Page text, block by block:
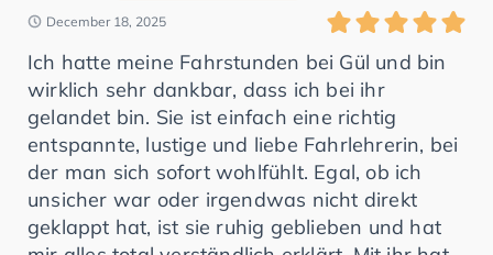
December 18, 2025
Ich hatte meine Fahrstunden bei Gül und bin
wirklich sehr dankbar, dass ich bei ihr
gelandet bin. Sie ist einfach eine richtig
entspannte, lustige und liebe Fahrlehrerin, bei
der man sich sofort wohlfühlt. Egal, ob ich
unsicher war oder irgendwas nicht direkt
geklappt hat, ist sie ruhig geblieben und hat